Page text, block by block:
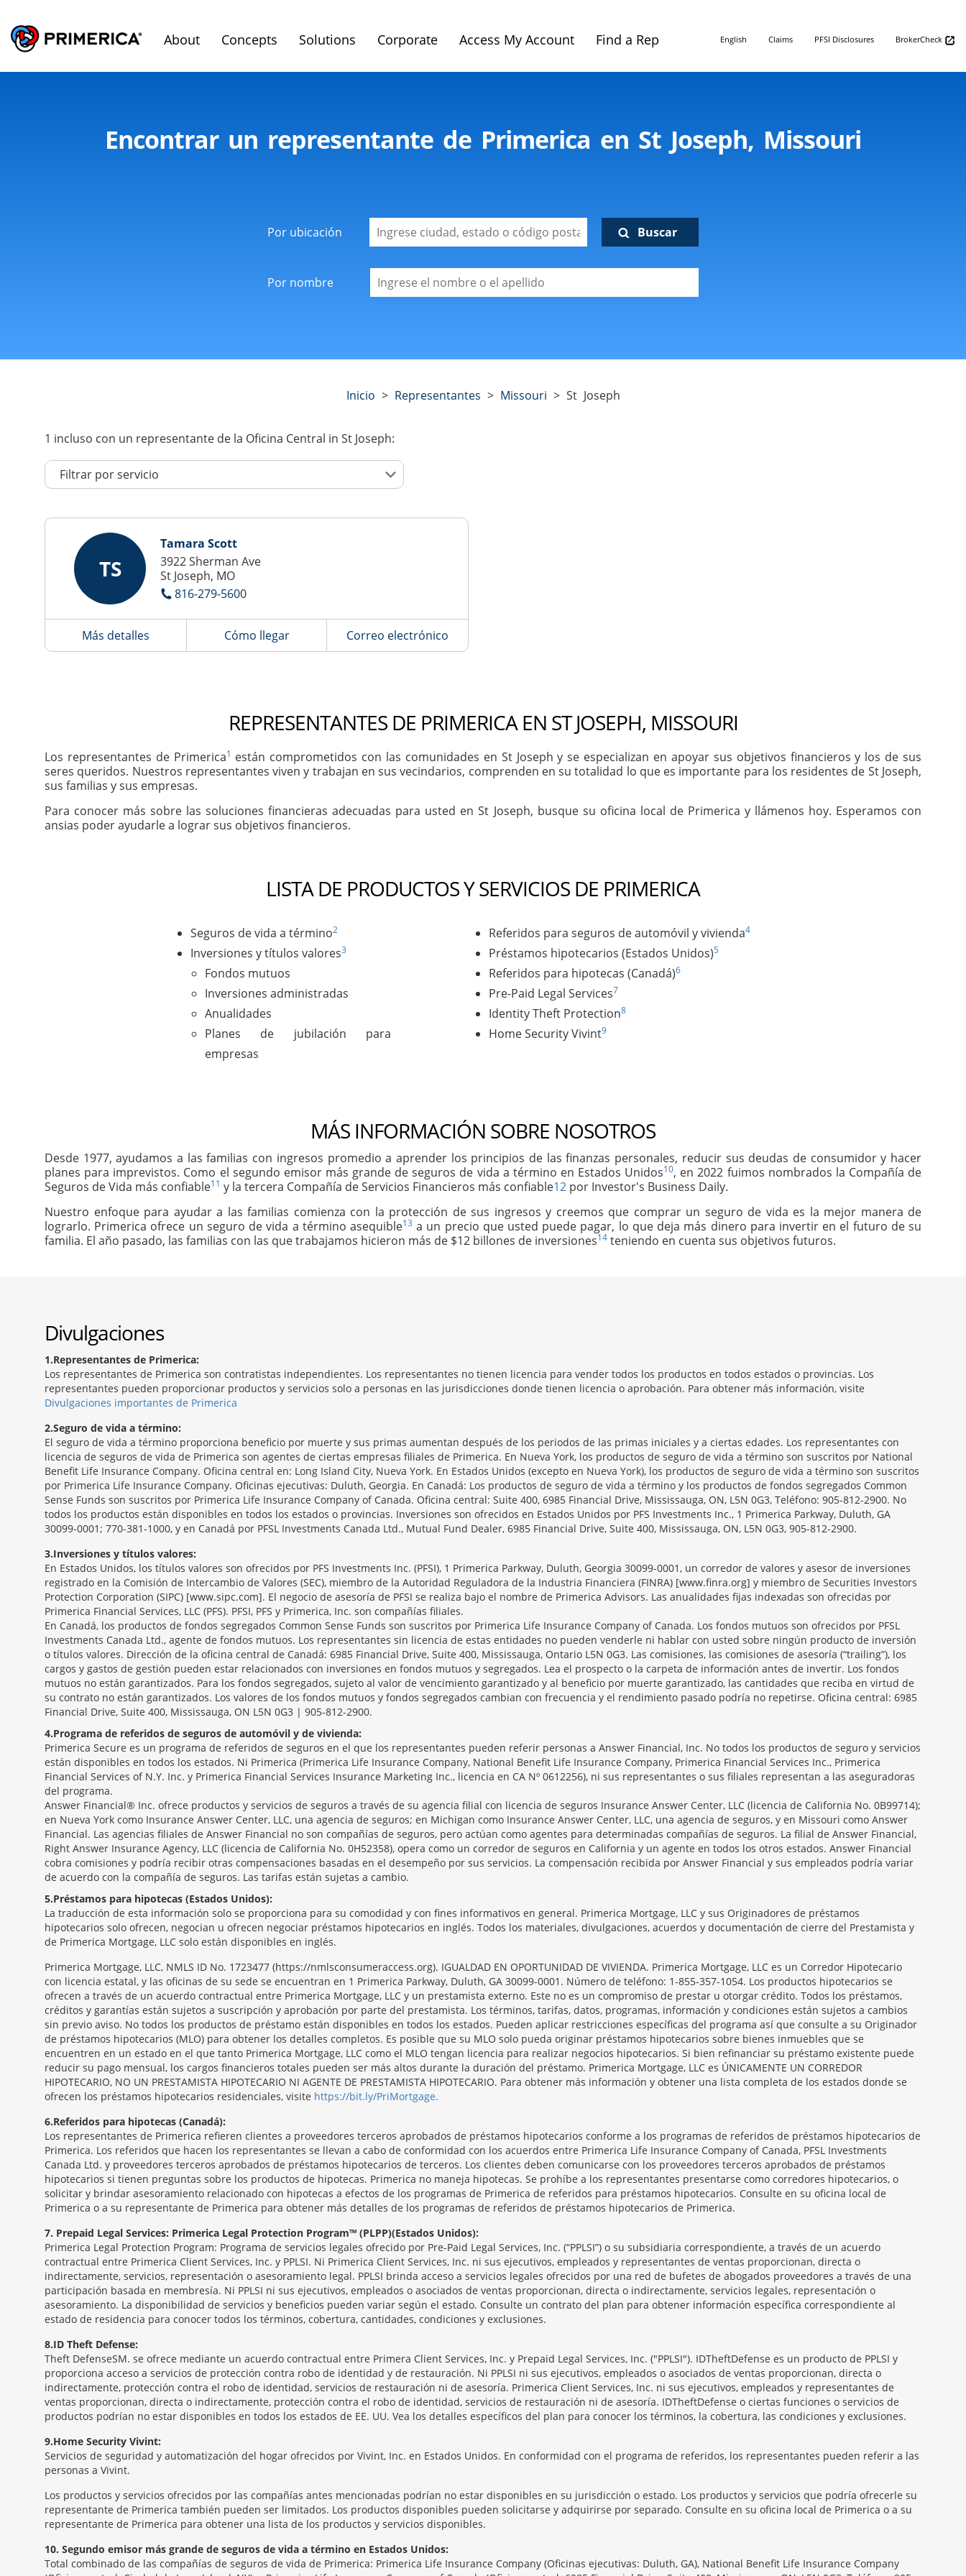
About Concepts Solutions Corporate Access My Account Find a Rep English Claims PFSI Disclosures BrokerCheck
Encontrar un representante de Primerica en St Joseph, Missouri
Por ubicación Buscar
Por nombre
Inicio > Representantes > Missouri > St Joseph
1 incluso con un representante de la Oficina Central in St Joseph:
TS
Tamara Scott
3922 Sherman Ave
St Joseph, MO
816-279-5600
Más detalles Cómo llegar Correo electrónico
REPRESENTANTES DE PRIMERICA EN ST JOSEPH, MISSOURI
Los representantes de Primerica1 están comprometidos con las comunidades en St Joseph y se especializan en apoyar sus objetivos financieros y los de sus
seres queridos. Nuestros representantes viven y trabajan en sus vecindarios, comprenden en su totalidad lo que es importante para los residentes de St Joseph,
sus familias y sus empresas.
Para conocer más sobre las soluciones financieras adecuadas para usted en St Joseph, busque su oficina local de Primerica y llámenos hoy. Esperamos con
ansias poder ayudarle a lograr sus objetivos financieros.
LISTA DE PRODUCTOS Y SERVICIOS DE PRIMERICA
Seguros de vida a término2
Inversiones y títulos valores3
Fondos mutuos
Inversiones administradas
Anualidades
Planes de jubilación para
empresas
Referidos para seguros de automóvil y vivienda4
Préstamos hipotecarios (Estados Unidos)5
Referidos para hipotecas (Canadá)6
Pre-Paid Legal Services7
Identity Theft Protection8
Home Security Vivint9
MÁS INFORMACIÓN SOBRE NOSOTROS
Desde 1977, ayudamos a las familias con ingresos promedio a aprender los principios de las finanzas personales, reducir sus deudas de consumidor y hacer
planes para imprevistos. Como el segundo emisor más grande de seguros de vida a término en Estados Unidos10, en 2022 fuimos nombrados la Compañía de
Seguros de Vida más confiable11 y la tercera Compañía de Servicios Financieros más confiable12 por Investor's Business Daily.
Nuestro enfoque para ayudar a las familias comienza con la protección de sus ingresos y creemos que comprar un seguro de vida es la mejor manera de
lograrlo. Primerica ofrece un seguro de vida a término asequible13 a un precio que usted puede pagar, lo que deja más dinero para invertir en el futuro de su
familia. El año pasado, las familias con las que trabajamos hicieron más de $12 billones de inversiones14 teniendo en cuenta sus objetivos futuros.
Divulgaciones
1 Representantes de Primerica:
Los representantes de Primerica son contratistas independientes. Los representantes no tienen licencia para vender todos los productos en todos estados o provincias. Los
representantes pueden proporcionar productos y servicios solo a personas en las jurisdicciones donde tienen licencia o aprobación. Para obtener más información, visite
Divulgaciones importantes de Primerica
2 Seguro de vida a término:
El seguro de vida a término proporciona beneficio por muerte y sus primas aumentan después de los periodos de las primas iniciales y a ciertas edades. Los representantes con
licencia de seguros de vida de Primerica son agentes de ciertas empresas filiales de Primerica. En Nueva York, los productos de seguro de vida a término son suscritos por National
Benefit Life Insurance Company. Oficina central en: Long Island City, Nueva York. En Estados Unidos (excepto en Nueva York), los productos de seguro de vida a término son suscritos
por Primerica Life Insurance Company. Oficinas ejecutivas: Duluth, Georgia. En Canadá: Los productos de seguro de vida a término y los productos de fondos segregados Common
Sense Funds son suscritos por Primerica Life Insurance Company of Canada. Oficina central: Suite 400, 6985 Financial Drive, Mississauga, ON, L5N 0G3, Teléfono: 905-812-2900. No
todos los productos están disponibles en todos los estados o provincias. Inversiones son ofrecidos en Estados Unidos por PFS Investments Inc., 1 Primerica Parkway, Duluth, GA
30099-0001; 770-381-1000, y en Canadá por PFSL Investments Canada Ltd., Mutual Fund Dealer, 6985 Financial Drive, Suite 400, Mississauga, ON, L5N 0G3, 905-812-2900.
3 Inversiones y títulos valores:
En Estados Unidos, los títulos valores son ofrecidos por PFS Investments Inc. (PFSI), 1 Primerica Parkway, Duluth, Georgia 30099-0001, un corredor de valores y asesor de inversiones
registrado en la Comisión de Intercambio de Valores (SEC), miembro de la Autoridad Reguladora de la Industria Financiera (FINRA) [www.finra.org] y miembro de Securities Investors
Protection Corporation (SIPC) [www.sipc.com]. El negocio de asesoría de PFSI se realiza bajo el nombre de Primerica Advisors. Las anualidades fijas indexadas son ofrecidas por
Primerica Financial Services, LLC (PFS). PFSI, PFS y Primerica, Inc. son compañías filiales.
En Canadá, los productos de fondos segregados Common Sense Funds son suscritos por Primerica Life Insurance Company of Canada. Los fondos mutuos son ofrecidos por PFSL
Investments Canada Ltd., agente de fondos mutuos. Los representantes sin licencia de estas entidades no pueden venderle ni hablar con usted sobre ningún producto de inversión
o títulos valores. Dirección de la oficina central de Canadá: 6985 Financial Drive, Suite 400, Mississauga, Ontario L5N 0G3. Las comisiones, las comisiones de asesoría (“trailing”), los
cargos y gastos de gestión pueden estar relacionados con inversiones en fondos mutuos y segregados. Lea el prospecto o la carpeta de información antes de invertir. Los fondos
mutuos no están garantizados. Para los fondos segregados, sujeto al valor de vencimiento garantizado y al beneficio por muerte garantizado, las cantidades que reciba en virtud de
su contrato no están garantizados. Los valores de los fondos mutuos y fondos segregados cambian con frecuencia y el rendimiento pasado podría no repetirse. Oficina central: 6985
Financial Drive, Suite 400, Mississauga, ON L5N 0G3 | 905-812-2900.
4 Programa de referidos de seguros de automóvil y de vivienda:
Primerica Secure es un programa de referidos de seguros en el que los representantes pueden referir personas a Answer Financial, Inc. No todos los productos de seguro y servicios
están disponibles en todos los estados. Ni Primerica (Primerica Life Insurance Company, National Benefit Life Insurance Company, Primerica Financial Services Inc., Primerica
Financial Services of N.Y. Inc. y Primerica Financial Services Insurance Marketing Inc., licencia en CA Nº 0612256), ni sus representantes o sus filiales representan a las aseguradoras
del programa.
Answer Financial® Inc. ofrece productos y servicios de seguros a través de su agencia filial con licencia de seguros Insurance Answer Center, LLC (licencia de California No. 0B99714);
en Nueva York como Insurance Answer Center, LLC, una agencia de seguros; en Michigan como Insurance Answer Center, LLC, una agencia de seguros, y en Missouri como Answer
Financial. Las agencias filiales de Answer Financial no son compañías de seguros, pero actúan como agentes para determinadas compañías de seguros. La filial de Answer Financial,
Right Answer Insurance Agency, LLC (licencia de California No. 0H52358), opera como un corredor de seguros en California y un agente en todos los otros estados. Answer Financial
cobra comisiones y podría recibir otras compensaciones basadas en el desempeño por sus servicios. La compensación recibida por Answer Financial y sus empleados podría variar
de acuerdo con la compañía de seguros. Las tarifas están sujetas a cambio.
5 Préstamos para hipotecas (Estados Unidos):
La traducción de esta información solo se proporciona para su comodidad y con fines informativos en general. Primerica Mortgage, LLC y sus Originadores de préstamos
hipotecarios solo ofrecen, negocian u ofrecen negociar préstamos hipotecarios en inglés. Todos los materiales, divulgaciones, acuerdos y documentación de cierre del Prestamista y
de Primerica Mortgage, LLC solo están disponibles en inglés.
Primerica Mortgage, LLC, NMLS ID No. 1723477 (https://nmlsconsumeraccess.org). IGUALDAD EN OPORTUNIDAD DE VIVIENDA. Primerica Mortgage, LLC es un Corredor Hipotecario
con licencia estatal, y las oficinas de su sede se encuentran en 1 Primerica Parkway, Duluth, GA 30099-0001. Número de teléfono: 1-855-357-1054. Los productos hipotecarios se
ofrecen a través de un acuerdo contractual entre Primerica Mortgage, LLC y un prestamista externo. Este no es un compromiso de prestar u otorgar crédito. Todos los préstamos,
créditos y garantías están sujetos a suscripción y aprobación por parte del prestamista. Los términos, tarifas, datos, programas, información y condiciones están sujetos a cambios
sin previo aviso. No todos los productos de préstamo están disponibles en todos los estados. Pueden aplicar restricciones específicas del programa así que consulte a su Originador
de préstamos hipotecarios (MLO) para obtener los detalles completos. Es posible que su MLO solo pueda originar préstamos hipotecarios sobre bienes inmuebles que se
encuentren en un estado en el que tanto Primerica Mortgage, LLC como el MLO tengan licencia para realizar negocios hipotecarios. Si bien refinanciar su préstamo existente puede
reducir su pago mensual, los cargos financieros totales pueden ser más altos durante la duración del préstamo. Primerica Mortgage, LLC es ÚNICAMENTE UN CORREDOR
HIPOTECARIO, NO UN PRESTAMISTA HIPOTECARIO NI AGENTE DE PRESTAMISTA HIPOTECARIO. Para obtener más información y obtener una lista completa de los estados donde se
ofrecen los préstamos hipotecarios residenciales, visite https://bit.ly/PriMortgage.
6 Referidos para hipotecas (Canadá):
Los representantes de Primerica refieren clientes a proveedores terceros aprobados de préstamos hipotecarios conforme a los programas de referidos de préstamos hipotecarios de
Primerica. Los referidos que hacen los representantes se llevan a cabo de conformidad con los acuerdos entre Primerica Life Insurance Company of Canada, PFSL Investments
Canada Ltd. y proveedores terceros aprobados de préstamos hipotecarios de terceros. Los clientes deben comunicarse con los proveedores terceros aprobados de préstamos
hipotecarios si tienen preguntas sobre los productos de hipotecas. Primerica no maneja hipotecas. Se prohíbe a los representantes presentarse como corredores hipotecarios, o
solicitar y brindar asesoramiento relacionado con hipotecas a efectos de los programas de Primerica de referidos para préstamos hipotecarios. Consulte en su oficina local de
Primerica o a su representante de Primerica para obtener más detalles de los programas de referidos de préstamos hipotecarios de Primerica.
7 Prepaid Legal Services: Primerica Legal Protection Program™ (PLPP)(Estados Unidos):
Primerica Legal Protection Program: Programa de servicios legales ofrecido por Pre-Paid Legal Services, Inc. (“PPLSI”) o su subsidiaria correspondiente, a través de un acuerdo
contractual entre Primerica Client Services, Inc. y PPLSI. Ni Primerica Client Services, Inc. ni sus ejecutivos, empleados y representantes de ventas proporcionan, directa o
indirectamente, servicios, representación o asesoramiento legal. PPLSI brinda acceso a servicios legales ofrecidos por una red de bufetes de abogados proveedores a través de una
participación basada en membresía. Ni PPLSI ni sus ejecutivos, empleados o asociados de ventas proporcionan, directa o indirectamente, servicios legales, representación o
asesoramiento. La disponibilidad de servicios y beneficios pueden variar según el estado. Consulte un contrato del plan para obtener información específica correspondiente al
estado de residencia para conocer todos los términos, cobertura, cantidades, condiciones y exclusiones.
8 ID Theft Defense:
Theft DefenseSM se ofrece mediante un acuerdo contractual entre Primera Client Services, Inc. y Prepaid Legal Services, Inc. ("PPLSI"). IDTheftDefense es un producto de PPLSI y
proporciona acceso a servicios de protección contra robo de identidad y de restauración. Ni PPLSI ni sus ejecutivos, empleados o asociados de ventas proporcionan, directa o
indirectamente, protección contra el robo de identidad, servicios de restauración ni de asesoría. Primerica Client Services, Inc. ni sus ejecutivos, empleados y representantes de
ventas proporcionan, directa o indirectamente, protección contra el robo de identidad, servicios de restauración ni de asesoría. IDTheftDefense o ciertas funciones o servicios de
productos podrían no estar disponibles en todos los estados de EE. UU. Vea los detalles específicos del plan para conocer los términos, la cobertura, las condiciones y exclusiones.
9 Home Security Vivint:
Servicios de seguridad y automatización del hogar ofrecidos por Vivint, Inc. en Estados Unidos. En conformidad con el programa de referidos, los representantes pueden referir a las
personas a Vivint.
Los productos y servicios ofrecidos por las compañías antes mencionadas podrían no estar disponibles en su jurisdicción o estado. Los productos y servicios que podría ofrecerle su
representante de Primerica también pueden ser limitados. Los productos disponibles pueden solicitarse y adquirirse por separado. Consulte en su oficina local de Primerica o a su
representante de Primerica para obtener una lista de los productos y servicios disponibles.
10 Segundo emisor más grande de seguros de vida a término en Estados Unidos:
Total combinado de las compañías de seguros de vida de Primerica: Primerica Life Insurance Company (Oficinas ejecutivas: Duluth, GA), National Benefit Life Insurance Company